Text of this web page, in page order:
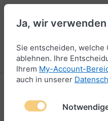
Menü Anmelden
Ja, wir
Sie entscheiden, welche
ablehnen. Ihre
Ihrem My-Account-
auch in unserer